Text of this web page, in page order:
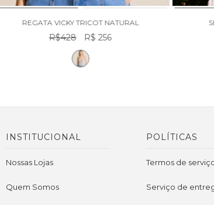
REGATA VICKY TRICOT NATURAL
R$428 R$ 256
INSTITUCIONAL
Nossas Lojas
Quem Somos
POLÍTICAS
Termos de
Serviço de